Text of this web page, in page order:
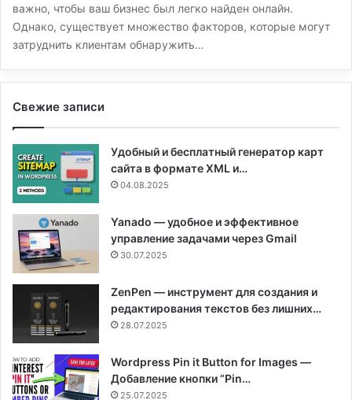
важно, чтобы ваш бизнес был легко найден онлайн.
Однако, существует множество факторов, которые могут
затруднить клиентам обнаружить…
Свежие записи
Удобный и бесплатный генератор карт
сайта в формате XML и…
04.08.2025
Yanado — удобное и эффективное
управление задачами через Gmail
30.07.2025
ZenPen — инструмент для создания и
редактирования текстов без лишних…
28.07.2025
Wordpress Pin it Button for Images —
Добавление кнопки “Pin…
25.07.2025